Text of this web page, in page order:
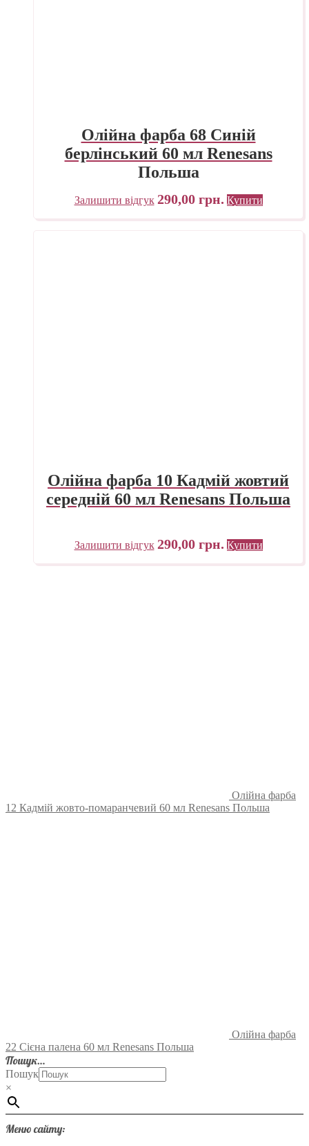
Олійна фарба 68 Синій
берлінський 60 мл Renesans
Польша
Залишити відгук 290,00 грн. Купити
Олійна фарба 10 Кадмій жовтий
середній 60 мл Renesans Польша
Залишити відгук 290,00 грн. Купити
Олійна фарба
12 Кадмій жовто-помаранчевий 60 мл Renesans Польша
Олійна фарба
22 Сієна палена 60 мл Renesans Польша
Пошук…
Пошук
×
Меню сайту: